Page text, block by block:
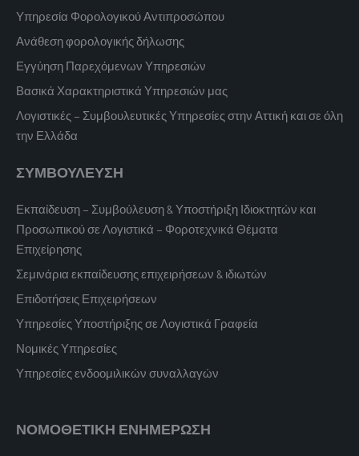
Υπηρεσία Φορολογικού Αντιπροσώπου
Ανάθεση φορολογικής δήλωσης
Εγγύηση Παρεχόμενων Υπηρεσιών
Βασικά Χαρακτηριστικά Υπηρεσιών μας
Λογιστικές – Συμβουλευτικές Υπηρεσίες στην Αττική και σε όλη
την Ελλάδα
ΣΥΜΒΟΥΛΕΥΣΗ
Εκπαίδευση – Συμβούλευση & Υποστήριξη Ιδιοκτητών και
Προσωπικού σε Λογιστικά – Φοροτεχνικά Θέματα
Επιχείρησης
Σεμινάρια εκπαίδευσης επιχειρήσεων & ιδιωτών
Επιδοτήσεις Επιχειρήσεων
Υπηρεσίες Υποστήριξης σε Λογιστικά Γραφεία
Νομικές Υπηρεσίες
Υπηρεσίες ενδοομιλικών συναλλαγών
ΝΟΜΟΘΕΤΙΚΗ ΕΝΗΜΕΡΩΣΗ